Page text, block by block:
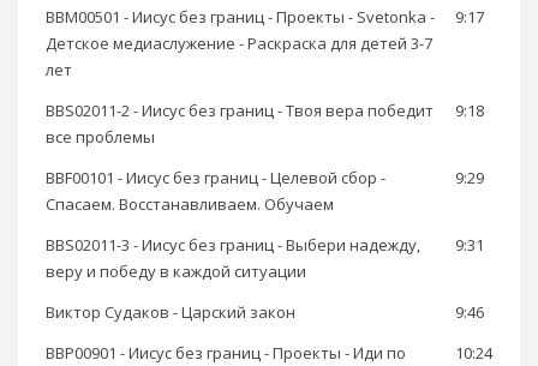
BBM00501 - Иисус без границ - Проекты - Svetonka -
Детское медиаслужение - Раскраска для детей 3-7
лет
9:17
BBS02011-2 - Иисус без границ - Твоя вера победит
все проблемы
9:18
BBF00101 - Иисус без границ - Целевой сбор -
Спасаем. Восстанавливаем. Обучаем
9:29
BBS02011-3 - Иисус без границ - Выбери надежду,
веру и победу в каждой ситуации
9:31
Виктор Судаков - Царский закон
9:46
BBP00901 - Иисус без границ - Проекты - Иди по
10:24